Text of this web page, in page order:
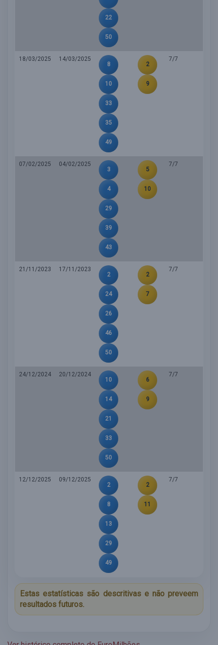
22
50
18/03/2025
14/03/2025
8
10
33
35
49
2
9
7/7
07/02/2025
04/02/2025
3
4
29
39
43
5
10
7/7
21/11/2023
17/11/2023
2
24
26
46
50
2
7
7/7
24/12/2024
20/12/2024
10
14
21
33
50
6
9
7/7
12/12/2025
09/12/2025
2
8
13
29
49
2
11
7/7
Estas estatísticas são descritivas e não preveem
resultados futuros.